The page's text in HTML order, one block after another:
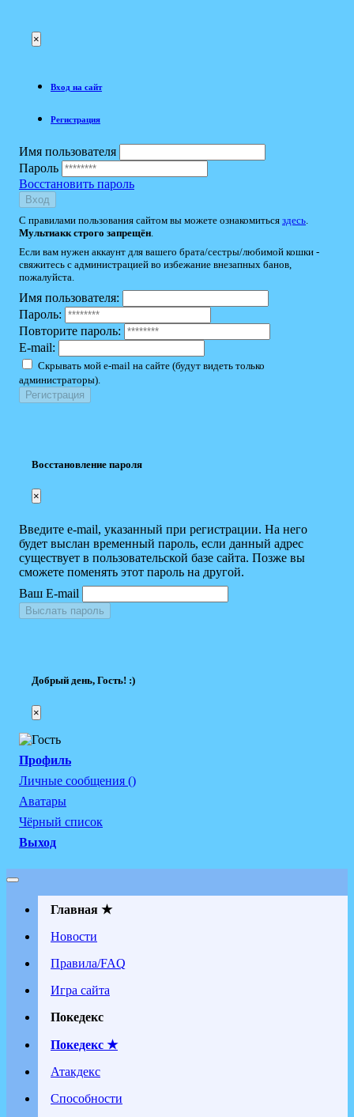
×
Вход на сайт
Регистрация
Имя пользователя
Пароль
Восстановить пароль
Вход
С правилами пользования сайтом вы можете ознакомиться здесь
Мультиакк строго запрещён
Если вам нужен аккаунт для вашего брата/сестры/любимой кошки -
свяжитесь с администрацией во избежание внезапных банов,
пожалуйста.
Имя пользователя:
Пароль:
Повторите пароль:
E-mail:
Скрывать мой e-mail на сайте (будут видеть только
администраторы).
Восстановление пароля
×
Введите e-mail, указанный при регистрации. На него
будет выслан временный пароль, если данный адрес
существует в пользовательской базе сайта. Позже вы
сможете поменять этот пароль на другой.
Ваш E-mail
Выслать пароль
Добрый день, Гость! :)
×
Профиль
Личные сообщения ()
Аватары
Чёрный список
Выход
Главная ★
Новости
Правила/FAQ
Игра сайта
Покедекс
Покедекс ★
Атакдекс
Способности